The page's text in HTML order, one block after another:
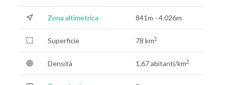
Zona altimetrica 841m - 4.026m
Superficie 78 km2
Densità 1,67 abitanti/km2